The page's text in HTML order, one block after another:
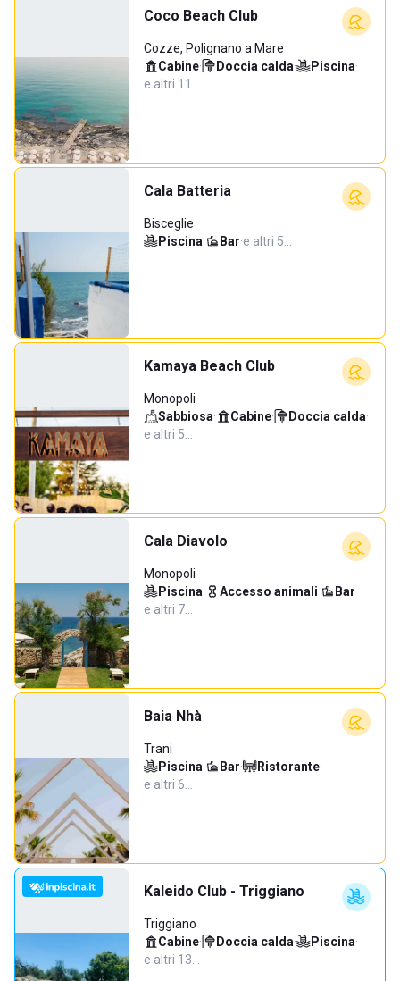
Coco Beach Club
Cozze, Polignano a Mare
Cabine· Doccia calda· Piscina·
e altri 11…
Cala Batteria
Bisceglie
Piscina· Bar·e altri 5…
Kamaya Beach Club
Monopoli
Sabbiosa· Cabine· Doccia calda·
e altri 5…
Cala Diavolo
Monopoli
Piscina· Accesso animali· Bar·
e altri 7…
Baia Nhà
Trani
Piscina· Bar· Ristorante·
e altri 6…
Kaleido Club - Triggiano
Triggiano
Cabine· Doccia calda· Piscina·
e altri 13…